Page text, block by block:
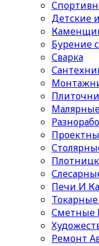
Детские
Бурение
Сварка
Печи И
Сметные
Ремонт